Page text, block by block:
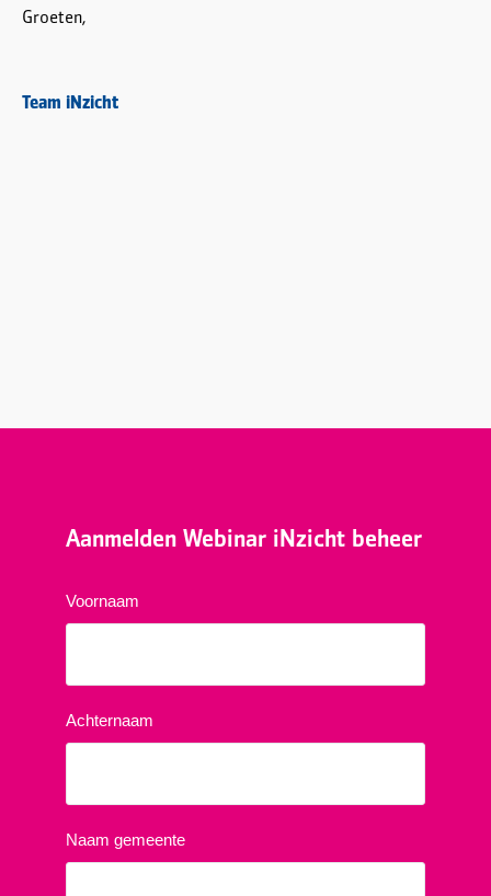
Groeten,
Team iNzicht
Aanmelden Webinar iNzicht beheer
Voornaam
Achternaam
Naam gemeente